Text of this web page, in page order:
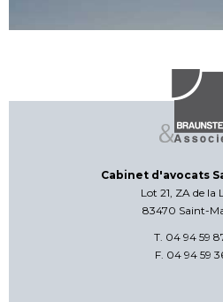
Cabinet d'avocats
Lot 21, ZA de la
83470 Saint-
T. 04 94 59
F. 04 94 59